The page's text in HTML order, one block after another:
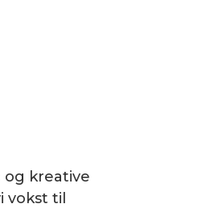
kreative
vokst til